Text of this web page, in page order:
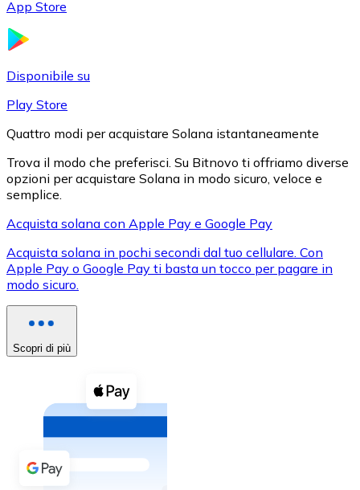
XRP
XRP
Vedi tutto
Buoni cripto
Acquista criptovalute in contanti e altri mezzi di
Acquista con contanti
Bonifico SEPA
App Store
Disponibile su
Play Store
Quattro modi per acquistare Solana istantaneamente
Trova il modo che preferisci. Su Bitnovo ti offriamo diverse
opzioni per acquistare Solana in modo sicuro, veloce e
semplice.
Acquista solana con Apple Pay e Google Pay
Acquista solana in pochi secondi dal tuo cellulare. Con
Apple Pay o Google Pay ti basta un tocco per pagare in
modo sicuro.
Scopri di più